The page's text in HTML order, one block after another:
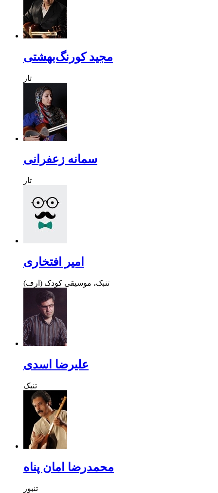
مجید کورنگ‌بهشتى
تار
سمانه زعفرانی
تار
امیر افتخاری
تنبک، موسیقی کودک (ارف)
علیرضا اسدی
تنبک
محمدرضا امان پناه
تنبور